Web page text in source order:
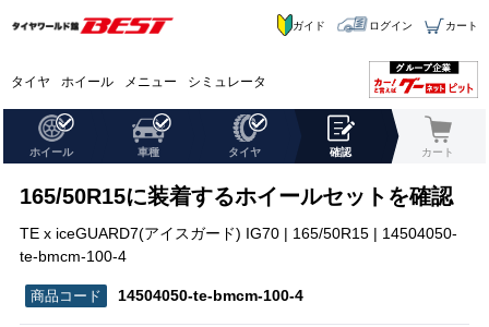
タイヤ ホイール メニュー シミュレータ
ガイド ログイン カート
ホイール 車種 タイヤ 確認 カート
165/50R15に装着するホイールセットを確認
TE x iceGUARD7(アイスガード) IG70 | 165/50R15 | 14504050-
te-bmcm-100-4
14504050-te-bmcm-100-4